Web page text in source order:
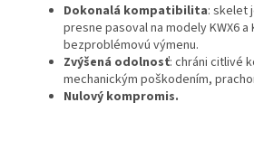
Dokonalá kompatibilita: skelet
presne pasoval na modely KWX6 a
bezproblémovú výmenu.
Zvýšená odolnosť: chráni citlivé
mechanickým poškodením,
Nulový kompromis.